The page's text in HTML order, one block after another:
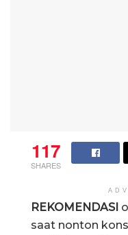
117
SHARES
REKOMENDASI
saat nonton